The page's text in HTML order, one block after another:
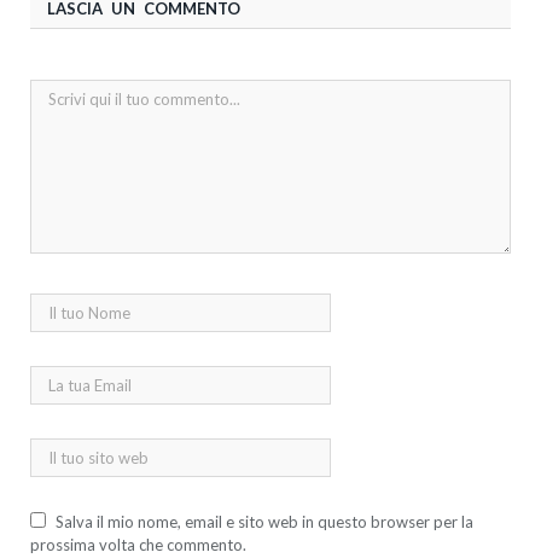
LASCIA UN COMMENTO
Salva il mio nome, email e sito web in questo browser per la
prossima volta che commento.